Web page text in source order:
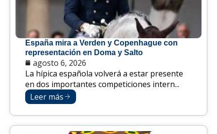
España mira a Verden y Copenhague con
representación en Doma y Salto
agosto 6, 2026
La hípica española volverá a estar presente
en dos importantes competiciones intern...
Leer más